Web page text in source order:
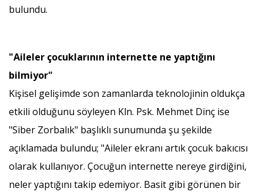
bulundu.
"Aileler çocuklarının internette ne yaptığını
bilmiyor"
Kişisel gelişimde son zamanlarda teknolojinin oldukça
etkili olduğunu söyleyen Kln. Psk. Mehmet Dinç ise
"Siber Zorbalık" başlıklı sunumunda şu şekilde
açıklamada bulundu; "Aileler ekranı artık çocuk bakıcısı
olarak kullanıyor. Çocuğun internette nereye girdiğini,
neler yaptığını takip edemiyor. Basit gibi görünen bir